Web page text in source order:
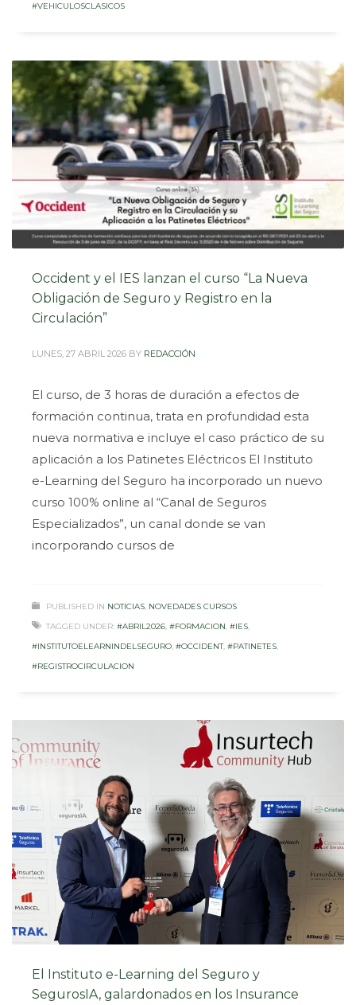
#VEHICULOSCLASICOS
Occident y el IES lanzan el curso “La Nueva
Obligación de Seguro y Registro en la
Circulación”
LUNES, 27 ABRIL 2026 BY REDACCIÓN
El curso, de 3 horas de duración a efectos de
formación continua, trata en profundidad esta
nueva normativa e incluye el caso práctico de su
aplicación a los Patinetes Eléctricos El Instituto
e-Learning del Seguro ha incorporado un nuevo
curso 100% online al “Canal de Seguros
Especializados”, un canal donde se van
incorporando cursos de
PUBLISHED IN NOTICIAS, NOVEDADES CURSOS
TAGGED UNDER: #ABRIL2026, #FORMACION, #IES,
#INSTITUTOELEARNINDELSEGURO, #OCCIDENT, #PATINETES,
#REGISTROCIRCULACION
El Instituto e-Learning del Seguro y
SegurosIA, galardonados en los Insurance